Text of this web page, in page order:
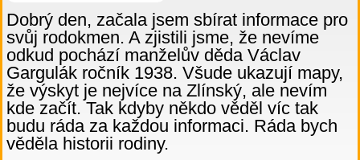
Dobrý den, začala jsem sbírat informace pro
svůj rodokmen. A zjistili jsme, že nevíme
odkud pochází manželův děda Václav
Gargulák ročník 1938. Všude ukazují mapy,
že výskyt je nejvíce na Zlínský, ale nevím
kde začít. Tak kdyby někdo věděl víc tak
budu ráda za každou informaci. Ráda bych
věděla historii rodiny.